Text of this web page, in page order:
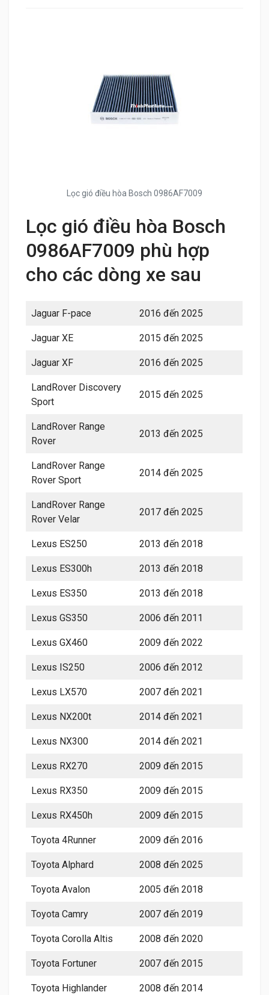
Lọc gió điều hòa Bosch 0986AF7009
Lọc gió điều hòa Bosch
0986AF7009 phù hợp
cho các dòng xe sau
Jaguar F-pace 2016 đến 2025
Jaguar XE 2015 đến 2025
Jaguar XF 2016 đến 2025
LandRover Discovery
Sport
2015 đến 2025
LandRover Range
Rover
2013 đến 2025
LandRover Range
Rover Sport
2014 đến 2025
LandRover Range
Rover Velar
2017 đến 2025
Lexus ES250 2013 đến 2018
Lexus ES300h 2013 đến 2018
Lexus ES350 2013 đến 2018
Lexus GS350 2006 đến 2011
Lexus GX460 2009 đến 2022
Lexus IS250 2006 đến 2012
Lexus LX570 2007 đến 2021
Lexus NX200t 2014 đến 2021
Lexus NX300 2014 đến 2021
Lexus RX270 2009 đến 2015
Lexus RX350 2009 đến 2015
Lexus RX450h 2009 đến 2015
Toyota 4Runner 2009 đến 2016
Toyota Alphard 2008 đến 2025
Toyota Avalon 2005 đến 2018
Toyota Camry 2007 đến 2019
Toyota Corolla Altis 2008 đến 2020
Toyota Fortuner 2007 đến 2015
Toyota Highlander 2008 đến 2014